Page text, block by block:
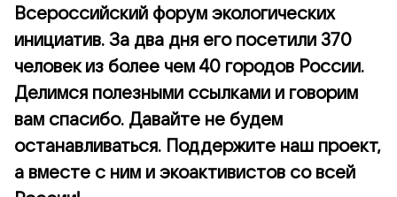
Всероссийский форум экологических
инициатив. За два дня его посетили 370
человек из более чем 40 городов России.
Делимся полезными ссылками и говорим
вам спасибо. Давайте не будем
останавливаться. Поддержите наш проект,
а вместе с ним и экоактивистов со всей